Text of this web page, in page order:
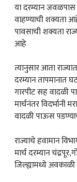
या दरम्यान जवळपास
वाहण्याची शक्यता
पावसाची शक्यता
आहे
त्यानुसार आता
दरम्यान तापमानात
गारपीट सह वादळी
मार्चनंतर विदर्भानी
वादळी पाऊस
राज्याचे हवामान
मार्च दरम्यान
जिल्ह्यामध्ये